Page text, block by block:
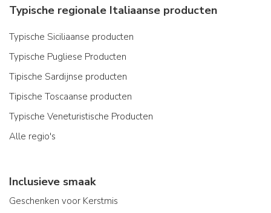
Typische regionale Italiaanse producten
Typische Siciliaanse producten
Typische Pugliese Producten
Tipische Sardijnse producten
Tipische Toscaanse producten
Typische Veneturistische Producten
Alle regio's
Inclusieve smaak
Geschenken voor Kerstmis